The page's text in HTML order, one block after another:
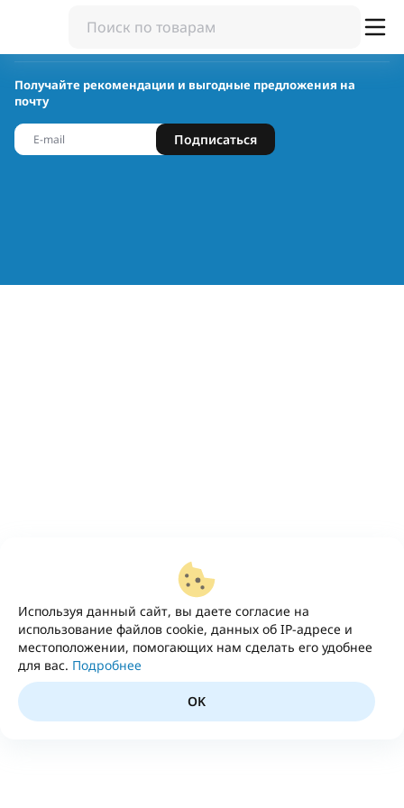
Используя данный сайт, вы даете согласие на
использование файлов cookie, данных об IP-адресе и
местоположении, помогающих нам сделать его удобнее
для вас. Подробнее
OK
Получайте рекомендации и выгодные предложения на
почту
Подписаться